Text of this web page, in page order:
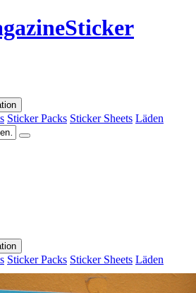
Sticker
Sticker Packs Sticker Sheets Läden
Sticker Packs Sticker Sheets Läden